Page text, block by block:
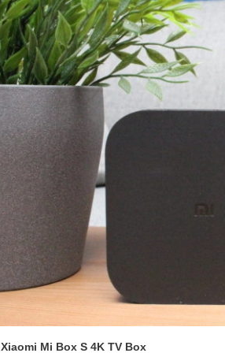
Xiaomi Mi Box S 4K TV Box